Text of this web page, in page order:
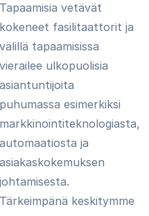
Tapaamisia vetävät
kokeneet fasilitaattorit ja
välillä tapaamisissa
vierailee ulkopuolisia
asiantuntijoita
puhumassa esimerkiksi
markkinointiteknologiasta,
automaatiosta ja
asiakaskokemuksen
johtamisesta.
Tärkeimpänä keskitymme